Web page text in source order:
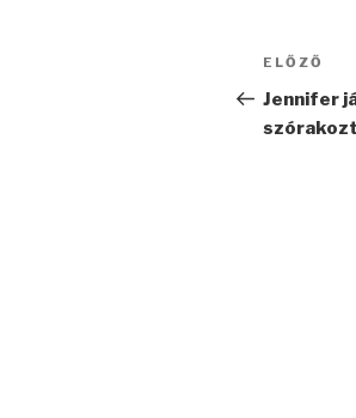
Korábbi
ELŐZŐ
Jennifer